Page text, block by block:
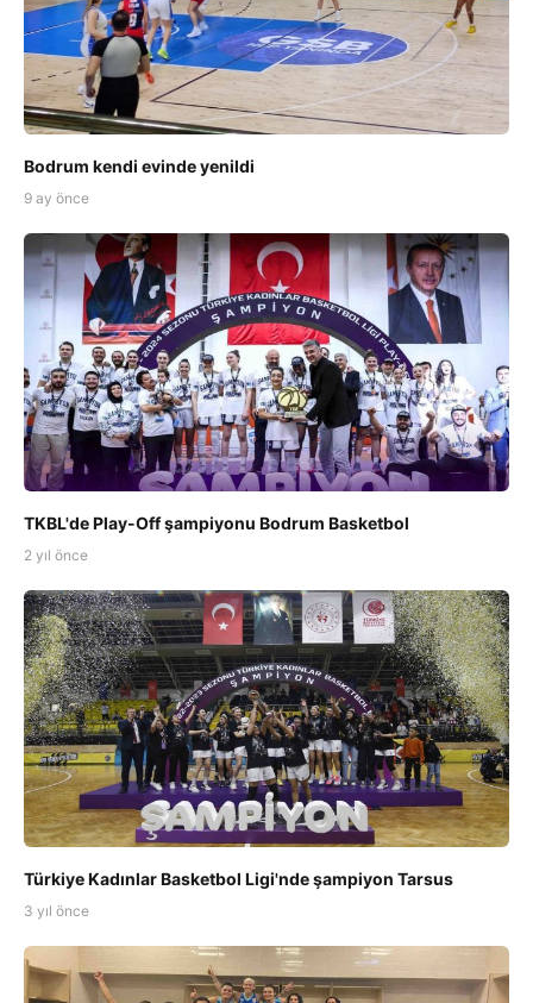
Bodrum kendi evinde yenildi
9 ay önce
TKBL'de Play-Off şampiyonu Bodrum Basketbol
2 yıl önce
Türkiye Kadınlar Basketbol Ligi'nde şampiyon Tarsus
3 yıl önce